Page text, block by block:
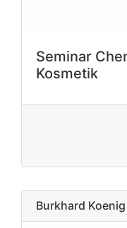
Seminar
Kosmetik
Burkhard Koenig